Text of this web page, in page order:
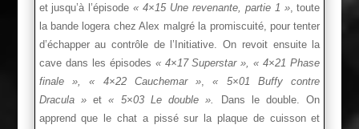
et jusqu’à l’épisode « 4×15 Une revenante, partie 1 », toute
la bande logera chez Alex malgré la promiscuité, pour tenter
d’échapper au contrôle de l’Initiative. On revoit ensuite la
cave dans les épisodes « 4×17 Superstar », « 4×21 Phase
finale », « 4×22 Cauchemar » ,« 5×01 Buffy contre
Dracula »et « 5×03 Le double ». Dans le double. On
apprend que le chat a pissé sur la plaque de cuisson et